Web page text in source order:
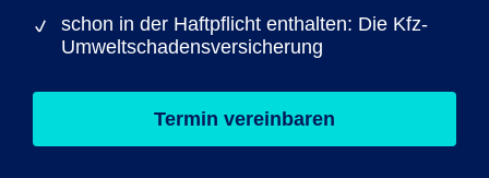
schon in der Haftpflicht enthalten: Die Kfz-
Umweltschadensversicherung
Termin vereinbaren